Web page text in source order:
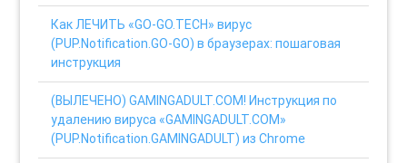
Как ЛЕЧИТЬ «GO-GO.TECH» вирус
(PUP.Notification.GO-GO) в браузерах: пошаговая
инструкция
(ВЫЛЕЧЕНО) GAMINGADULT.COM! Инструкция по
удалению вируса «GAMINGADULT.COM»
(PUP.Notification.GAMINGADULT) из Chrome